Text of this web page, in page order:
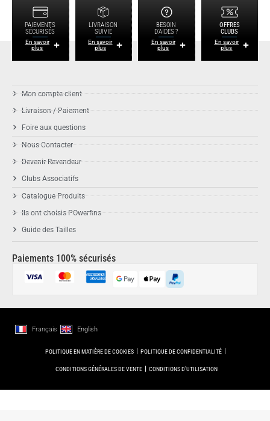
PAIEMENTS
SÉCURISÉS
En savoir
plus
LIVRAISON
SUIVIE
En savoir
plus
BESOIN
D'AIDES ?
En savoir
plus
OFFRES
CLUBS
En savoir
plus
Mon compte client
Livraison / Paiement
Foire aux questions
Nous Contacter
Devenir Revendeur
Clubs Associatifs
Catalogue Produits
Ils ont choisis POwerfins
Guide des Tailles
Paiements 100% sécurisés
Français English
POLITIQUE EN MATIÈRE DE COOKIES POLITIQUE DE CONFIDENTIALITÉ
CONDITIONS GÉNÉRALES DE VENTE CONDITIONS D’UTILISATION